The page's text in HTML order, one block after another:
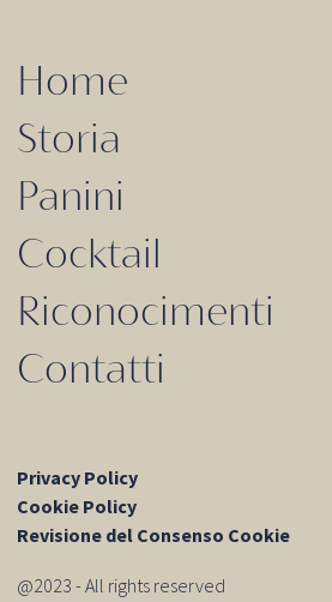
Home
Storia
Panini
Cocktail
Riconocimenti
Contatti
Privacy Policy
Cookie Policy
Revisione del Consenso Cookie
@2023 - All rights reserved